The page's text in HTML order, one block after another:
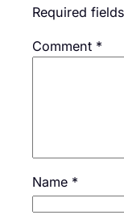
Required
Comment *
Name *